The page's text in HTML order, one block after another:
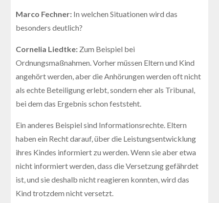
Marco Fechner: In welchen Situationen wird das
besonders deutlich?
Cornelia Liedtke: Zum Beispiel bei
Ordnungsmaßnahmen. Vorher müssen Eltern und Kind
angehört werden, aber die Anhörungen werden oft nicht
als echte Beteiligung erlebt, sondern eher als Tribunal,
bei dem das Ergebnis schon feststeht.
Ein anderes Beispiel sind Informationsrechte. Eltern
haben ein Recht darauf, über die Leistungsentwicklung
ihres Kindes informiert zu werden. Wenn sie aber etwa
nicht informiert werden, dass die Versetzung gefährdet
ist, und sie deshalb nicht reagieren konnten, wird das
Kind trotzdem nicht versetzt.